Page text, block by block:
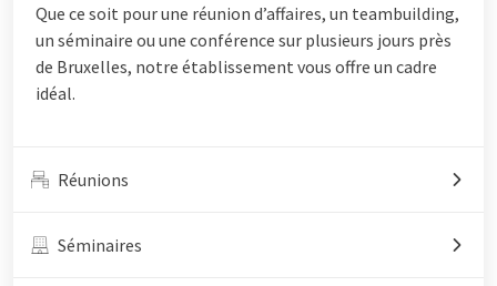
Que ce soit pour une réunion d’affaires, un teambuilding,
un séminaire ou une conférence sur plusieurs jours près
de Bruxelles, notre établissement vous offre un cadre
idéal.
Réunions
Séminaires